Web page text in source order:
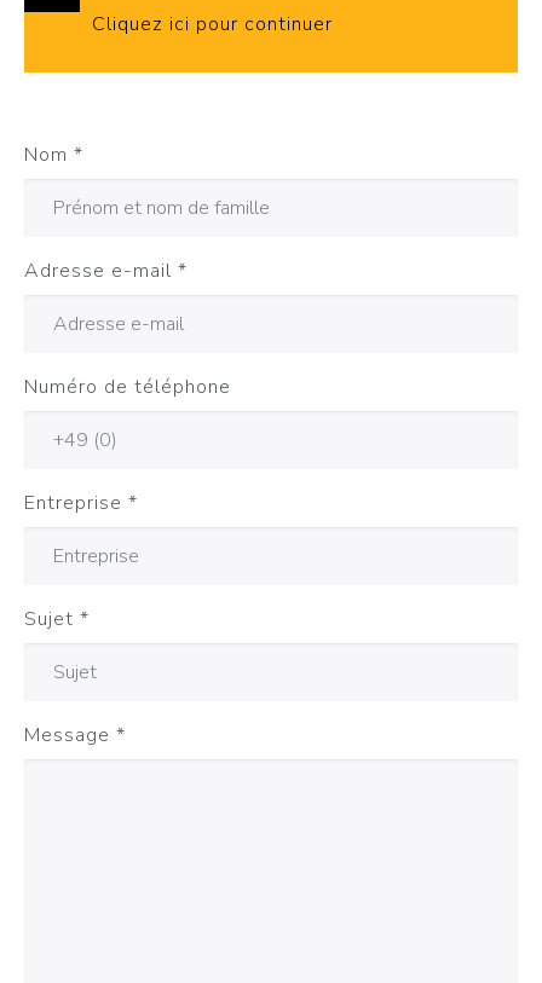
Cliquez ici pour continuer
Nom *
Adresse e-mail *
Numéro de téléphone
Entreprise *
Sujet *
Message *